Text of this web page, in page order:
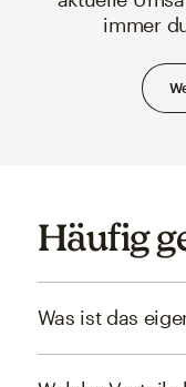
immer
Häufig
Was ist das